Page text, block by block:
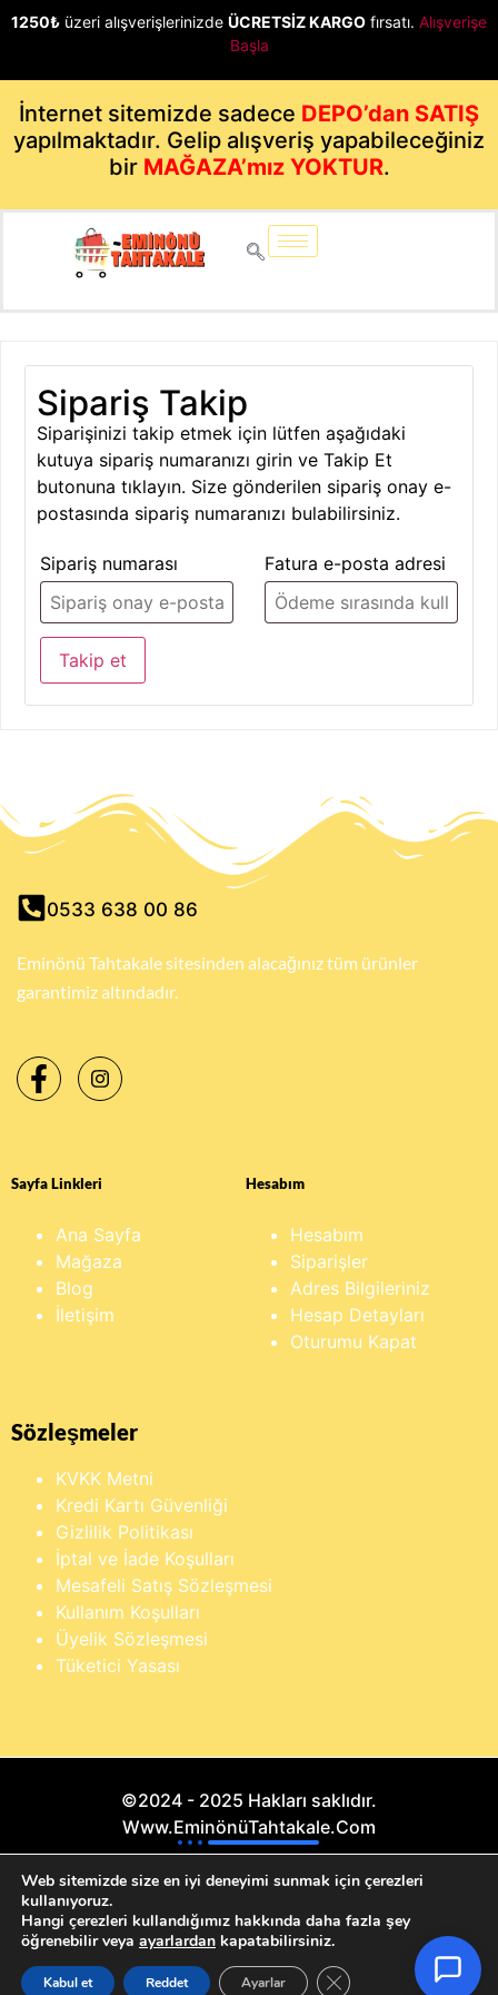
1250₺ üzeri alışverişlerinizde ÜCRETSİZ KARGO fırsatı. Alışverişe
Başla
İnternet sitemizde sadece DEPO’dan SATIŞ
yapılmaktadır. Gelip alışveriş yapabileceğiniz
bir MAĞAZA’mız YOKTUR.
Sipariş Takip
Siparişinizi takip etmek için lütfen aşağıdaki
kutuya sipariş numaranızı girin ve Takip Et
butonuna tıklayın. Size gönderilen sipariş onay e-
postasında sipariş numaranızı bulabilirsiniz.
Sipariş numarası Fatura e-posta adresi
Takip et
0533 638 00 86
Eminönü Tahtakale sitesinden alacağınız tüm ürünler
garantimiz altındadır.
Sayfa Linkleri
Ana Sayfa
Mağaza
Blog
İletişim
Hesabım
Hesabım
Siparişler
Adres Bilgileriniz
Hesap Detayları
Oturumu Kapat
Sözleşmeler
KVKK Metni
Kredi Kartı Güvenliği
Gizlilik Politikası
İptal ve İade Koşulları
Mesafeli Satış Sözleşmesi
Kullanım Koşulları
Üyelik Sözleşmesi
Tüketici Yasası
©2024 - 2025 Hakları saklıdır.
Www.EminönüTahtakale.Com
Bu website "Sosyal Megapixel" projesidir.
Buraya yazarak dilediğin ürünü anında
bulabilirsin
Web sitemizde size en iyi deneyimi sunmak için çerezleri
kullanıyoruz.
Hangi çerezleri kullandığımız hakkında daha fazla şey
öğrenebilir veya ayarlardan kapatabilirsiniz.
Kabul et Reddet Ayarlar GDPR çerez şeridini